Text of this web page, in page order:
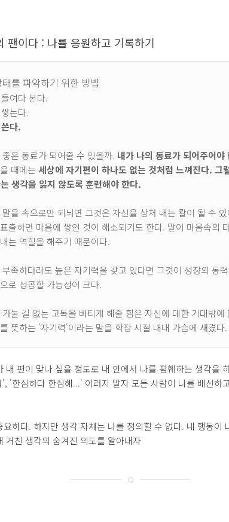
팬이다 : 나를 응원하고 기록하기
를 파악하기 위한 방법
여다 본다.
는다.
다.
은 동료가 되어줄 수 있을까. 내가 나의 동료가 되어주어야
때에는 세상에 자기편이 하나도 없는 것처럼 느껴진다. 그
생각을 잃지 않도록 훈련해야 한다.
을 속으로만 되뇌면 그것은 자신을 상처 내는 칼이 될 수
출하면 마음에 쌓인 것이 해소되기도 한다. 말이 마음속의
는 역할을 해주기 때문이다.
족하더라도 높은 자기력을 갖고 있다면 그것이 성장의 동
로 성공할 가능성이 크다.
눌 길 없는 고독을 버티게 해줄 힘은 자신에 대한 기대밖에
뜻하는 '자기력'이라는 말을 학장 시절 내내 가슴에 새겼다.
내 편이 맞나 싶을 정도로 내 안에서 나를 폄훼하는 생각을
'한심하다 한심해...' 이러지 말자 모든 사람이 나를 배신하
요하다. 하지만 생각 자체는 나를 정의할 수 없다. 내 행동이
거친 생각의 숨겨진 의도를 알아내자